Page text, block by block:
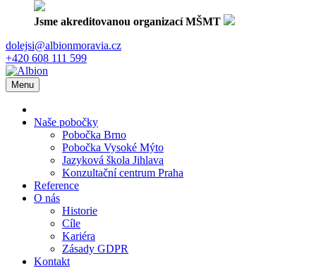
Jsme akreditovanou organizací MŠMT
dolejsi@albionmoravia.cz
+420 608 111 599
Menu
Naše pobočky
Pobočka Brno
Pobočka Vysoké Mýto
Jazyková škola Jihlava
Konzultační centrum Praha
Reference
O nás
Historie
Cíle
Kariéra
Zásady GDPR
Kontakt